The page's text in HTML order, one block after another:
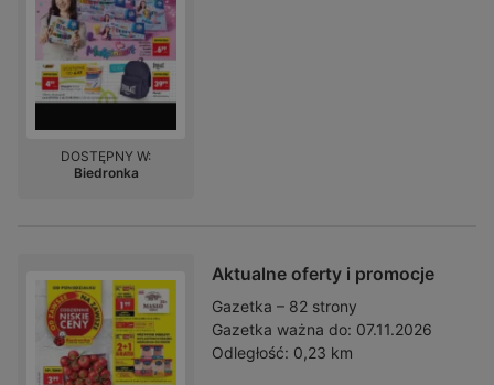
DOSTĘPNY W:
Biedronka
Aktualne oferty i promocje
Gazetka – 82 strony
Gazetka ważna do: 07.11.2026
Odległość: 0,23 km